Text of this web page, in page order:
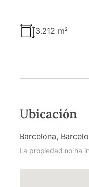
3.212 m²
Ubicación
Barcelona,
La propiedad no ha